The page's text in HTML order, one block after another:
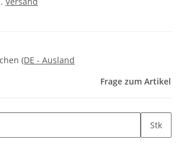
(DE - Ausland
Frage zum Artikel
Stk